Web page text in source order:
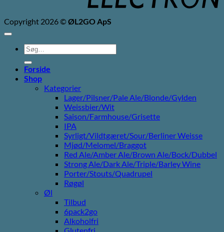
Copyright 2026 ©ØL2GO ApS
Søg
efter:
Forside
Shop
Kategorier
Lager/Pilsner/Pale Ale/Blonde/Gylden
Weissbier/Wit
Saison/Farmhouse/Grisette
IPA
Syrligt/Vildtgæret/Sour/Berliner Weisse
Mjød/Melomel/Braggot
Red Ale/Amber Ale/Brown Ale/Bock/Dubbel
Strong Ale/Dark Ale/Triple/Barley Wine
Porter/Stouts/Quadrupel
Røgøl
Øl
Tilbud
6pack2go
Alkoholfri